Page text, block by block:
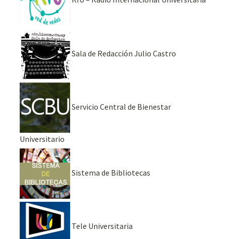
Sala de Redacción Julio Castro
Servicio Central de Bienestar
Universitario
Sistema de Bibliotecas
Tele Universitaria